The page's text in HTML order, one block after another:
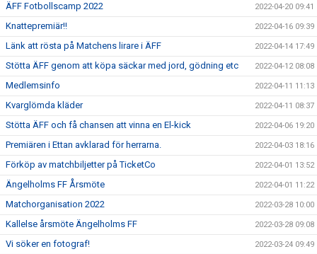
ÄFF Fotbollscamp 2022 2022-04-20 09:41
Knattepremiär!! 2022-04-16 09:39
Länk att rösta på Matchens lirare i ÄFF 2022-04-14 17:49
Stötta ÄFF genom att köpa säckar med jord, gödning etc 2022-04-12 08:08
Medlemsinfo 2022-04-11 11:13
Kvarglömda kläder 2022-04-11 08:37
Stötta ÄFF och få chansen att vinna en El-kick 2022-04-06 19:20
Premiären i Ettan avklarad för herrarna. 2022-04-03 18:16
Förköp av matchbiljetter på TicketCo 2022-04-01 13:52
Ängelholms FF Årsmöte 2022-04-01 11:22
Matchorganisation 2022 2022-03-28 10:00
Kallelse årsmöte Ängelholms FF 2022-03-28 09:08
Vi söker en fotograf! 2022-03-24 09:49